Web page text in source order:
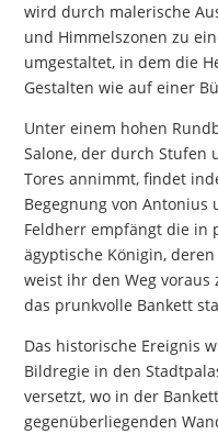
wird durch malerische
und Himmelszonen zu
umgestaltet, in dem die
Gestalten wie auf einer
Unter einem hohen
Salone, der durch Stufen
Tores annimmt, findet
Begegnung von Antonius
Feldherr empfängt die in
ägyptische Königin,
weist ihr den Weg voraus
das prunkvolle Bankett
Das historische Ereignis
Bildregie in den
versetzt, wo in der
gegenüberliegenden